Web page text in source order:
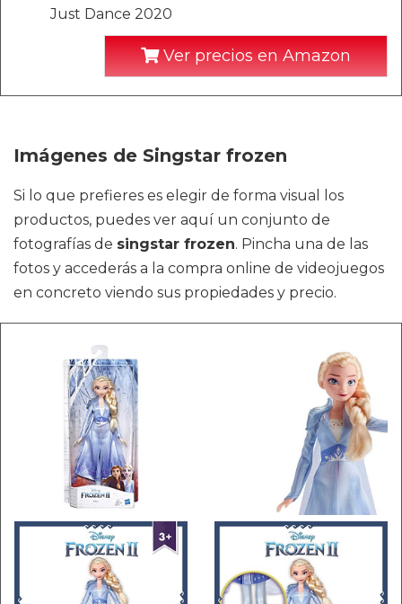
Just Dance 2020
Ver precios en Amazon
Imágenes de Singstar frozen
Si lo que prefieres es elegir de forma visual los
productos, puedes ver aquí un conjunto de
fotografías de singstar frozen. Pincha una de las
fotos y accederás a la compra online de videojuegos
en concreto viendo sus propiedades y precio.